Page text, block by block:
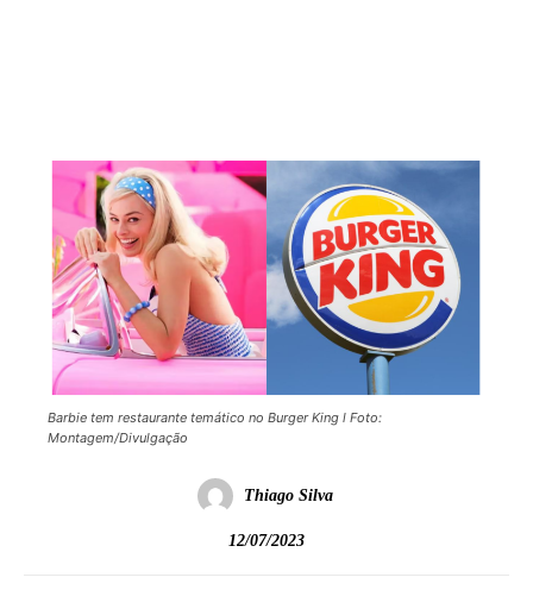
Barbie tem restaurante temático no Burger King l Foto:
Montagem/Divulgação
Thiago Silva
12/07/2023